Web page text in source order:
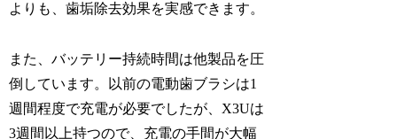
よりも、歯垢除去効果を実感できます。
また、バッテリー持続時間は他製品を圧
倒しています。以前の電動歯ブラシは1
週間程度で充電が必要でしたが、X3Uは
3週間以上持つので、充電の手間が大幅